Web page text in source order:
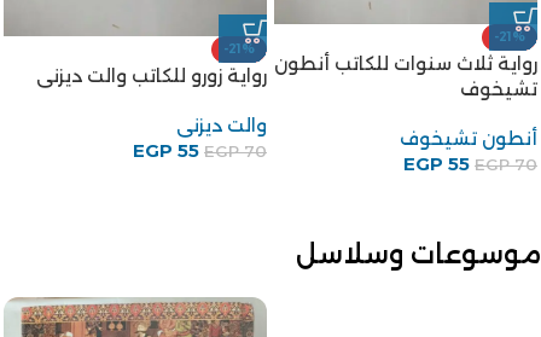
-21%
رواية ثلاث سنوات للكاتب أنطون
تشيخوف
أنطون تشيخوف
EGP70
EGP 55
-21%
رواية زورو للكاتب والت ديزنى
والت ديزنى
EGP70
EGP 55
موسوعات وسلاسل